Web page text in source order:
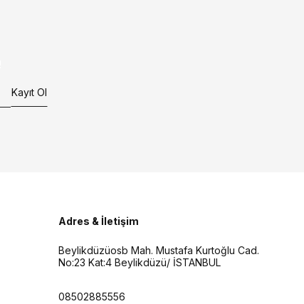
Kayıt Ol
Adres & İletişim
Beylikdüzüosb Mah. Mustafa Kurtoğlu Cad.
No:23 Kat:4 Beylikdüzü/ İSTANBUL
08502885556